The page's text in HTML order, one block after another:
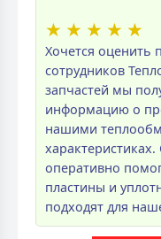
★ ★ ★ ★ ★
Хочется оценить
сотрудников
запчастей мы
информацию о
нашими
оперативно
пластины и
подходят для